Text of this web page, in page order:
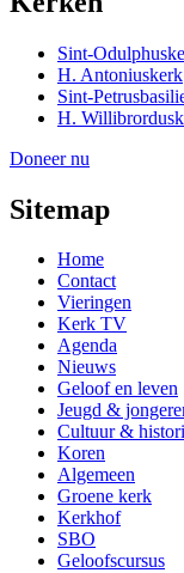
Sint-
H. Antoniuskerk
Sint-
H.
Doneer nu
Sitemap
Home
Contact
Vieringen
Kerk TV
Agenda
Nieuws
Geloof en leven
Jeugd &
Cultuur &
Koren
Algemeen
Groene kerk
Kerkhof
SBO
Geloofscursus